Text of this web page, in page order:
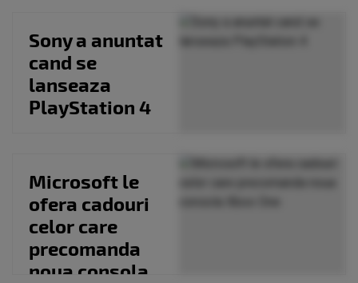
Sony a anuntat
cand se
lanseaza
PlayStation 4
Microsoft le
ofera cadouri
celor care
precomanda
noua consola